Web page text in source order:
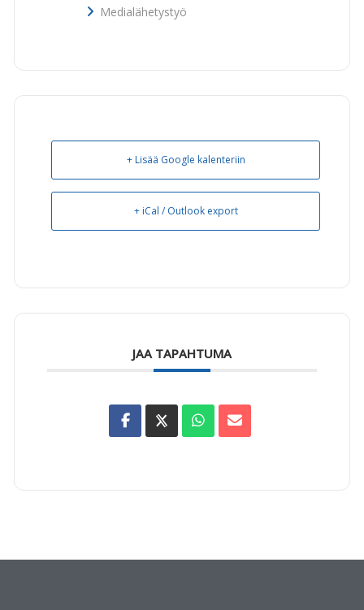
Medialähetystyö
+ Lisää Google kalenteriin
+ iCal / Outlook export
JAA TAPAHTUMA